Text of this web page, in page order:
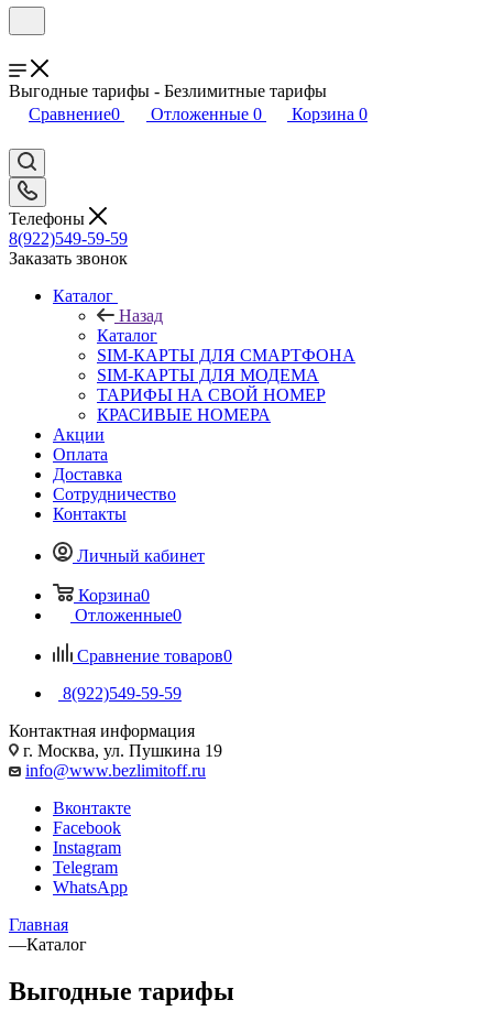
Выгодные тарифы - Безлимитные тарифы
Сравнение0 Отложенные 0 Корзина 0
Телефоны
8(922)549-59-59
Заказать звонок
Каталог
Назад
Каталог
SIM-КАРТЫ ДЛЯ СМАРТФОНА
SIM-КАРТЫ ДЛЯ МОДЕМА
ТАРИФЫ НА СВОЙ НОМЕР
КРАСИВЫЕ НОМЕРА
Акции
Оплата
Доставка
Сотрудничество
Контакты
Личный кабинет
Корзина0
Отложенные0
Сравнение товаров0
8(922)549-59-59
Контактная информация
г. Москва, ул. Пушкина 19
info@www.bezlimitoff.ru
Вконтакте
Facebook
Instagram
Telegram
WhatsApp
Главная
—Каталог
Выгодные тарифы